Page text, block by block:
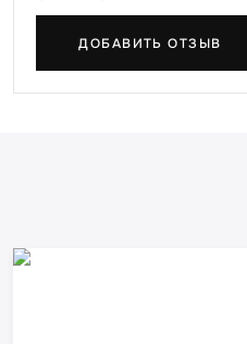
ДОБАВИТЬ ОТЗЫВ